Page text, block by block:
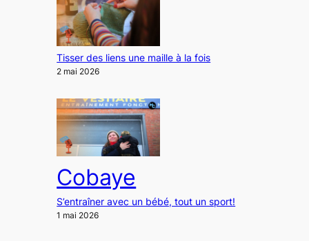
Tisser des liens une maille à la fois
2 mai 2026
Cobaye
S’entraîner avec un bébé, tout un sport!
1 mai 2026